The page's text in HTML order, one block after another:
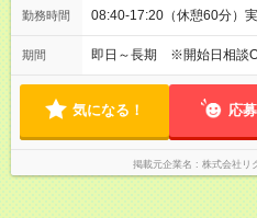
勤務時間 08:40-17:20（休憩60分）
期間 即日～長期 ※開始日相談
気になる！ 応
掲載元企業名 株式会社リ